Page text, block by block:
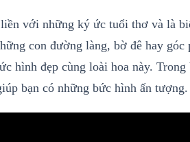
với những ký ức tuổi thơ và là
con đường làng, bờ đê hay
hình đẹp cùng loài hoa này.
bạn có những bức hình ấn tượng.